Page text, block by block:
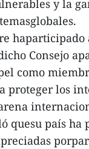
y la
Consejo
como
proteger los
quesu país